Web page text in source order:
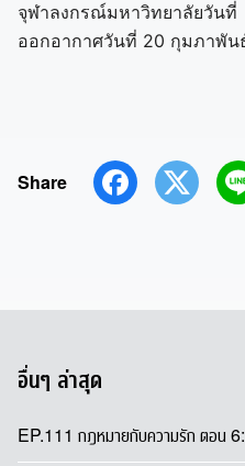
สี
จุฬาลงกรณ์มหาวิทยาลัยวันที่
ออกอากาศวันที่ 20 กุมภาพัน
Share
อื่นๆ ล่าสุด
EP.111 กฎหมายกับความรัก ตอน